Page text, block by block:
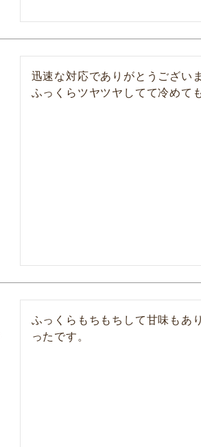
迅速な対応でありがとうござい
ふっくらツヤツヤしてて冷めて
ふっくらもちもちして甘味もあ
ったです。